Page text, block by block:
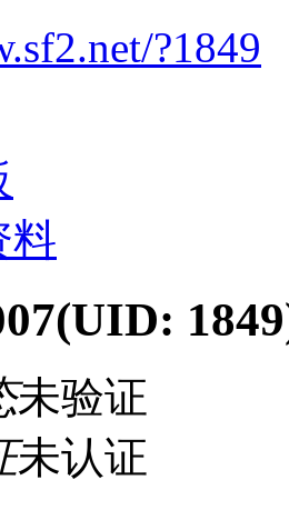
?1849
料
(UID:
未验证
未认证